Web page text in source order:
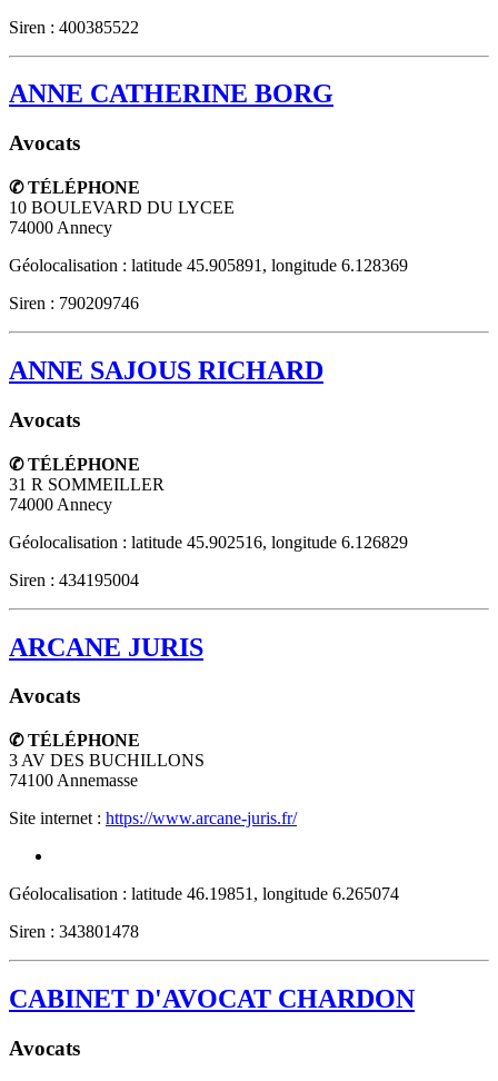
Siren : 400385522
ANNE CATHERINE BORG
Avocats
✆ TÉLÉPHONE
10 BOULEVARD DU LYCEE
74000 Annecy
Géolocalisation : latitude 45.905891, longitude 6.128369
Siren : 790209746
ANNE SAJOUS RICHARD
Avocats
✆ TÉLÉPHONE
31 R SOMMEILLER
74000 Annecy
Géolocalisation : latitude 45.902516, longitude 6.126829
Siren : 434195004
ARCANE JURIS
Avocats
✆ TÉLÉPHONE
3 AV DES BUCHILLONS
74100 Annemasse
Site internet : https://www.arcane-juris.fr/
Géolocalisation : latitude 46.19851, longitude 6.265074
Siren : 343801478
CABINET D'AVOCAT CHARDON
Avocats